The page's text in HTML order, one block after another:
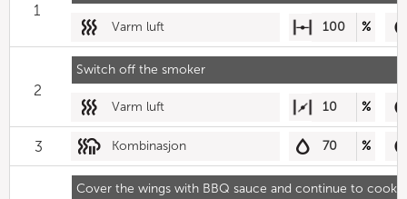
1
Varm luft 100 %
Switch off the smoker
2
Varm luft 10 %
3 Kombinasjon 70 %
Cover the wings with BBQ sauce and continue to cook